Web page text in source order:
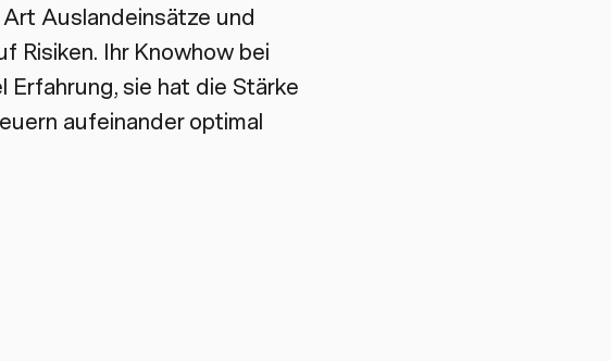
Auslandeinsätze und
Risiken. Ihr Knowhow bei
sie hat die Stärke
aufeinander optimal